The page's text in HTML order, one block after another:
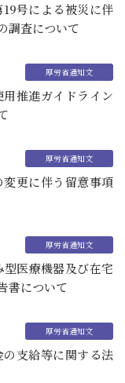
号による被災に伴
調査について
推進ガイドライン
更に伴う留意事項
医療機器及び在宅
書について
の支給等に関する法